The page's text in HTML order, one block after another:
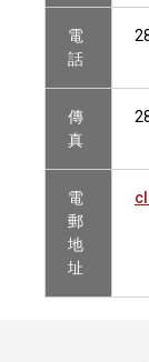
電
話
傳
真
電
郵
地
址